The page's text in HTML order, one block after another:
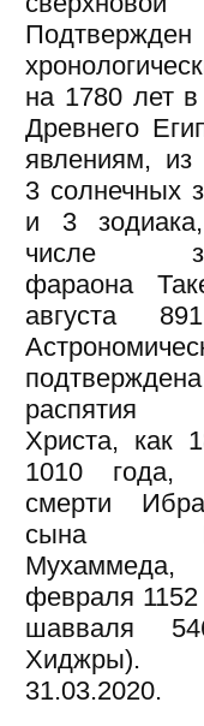
Подтвержден
на 1780 лет в
Древнего
явлениям, из
3 солнечных
и 3
числе
фараона
августа
распятия
Христа, как
1010 года,
смерти
сына
февраля 1152
шавваля
Хиджры).
31.03.2020.